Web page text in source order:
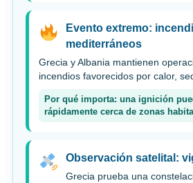
Evento extremo:
mediterráneos
Grecia y Albania mantienen
incendios favorecidos por calor,
Por qué importa: una ignición
rápidamente cerca de zonas
Observación satelital:
Grecia prueba una